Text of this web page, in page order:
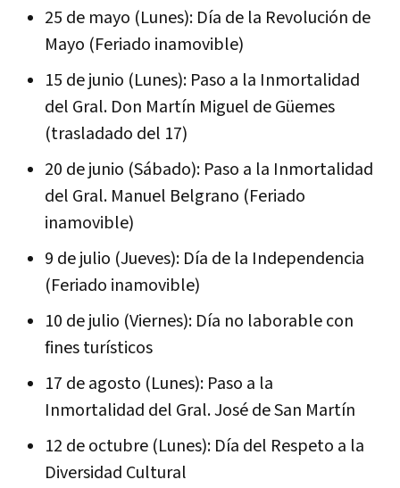
25 de mayo (Lunes): Día de la Revolución de
Mayo (Feriado inamovible)
15 de junio (Lunes): Paso a la Inmortalidad
del Gral. Don Martín Miguel de Güemes
(trasladado del 17)
20 de junio (Sábado): Paso a la Inmortalidad
del Gral. Manuel Belgrano (Feriado
inamovible)
9 de julio (Jueves): Día de la Independencia
(Feriado inamovible)
10 de julio (Viernes): Día no laborable con
fines turísticos
17 de agosto (Lunes): Paso a la
Inmortalidad del Gral. José de San Martín
12 de octubre (Lunes): Día del Respeto a la
Diversidad Cultural